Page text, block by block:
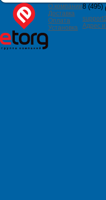
О компании
Доставка
Оплата
Установка
8 (495)
Адрес